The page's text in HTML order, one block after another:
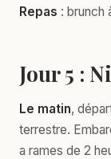
Repas : brunch
Jour 5 :
Le matin,
terrestre.
a rames de 2